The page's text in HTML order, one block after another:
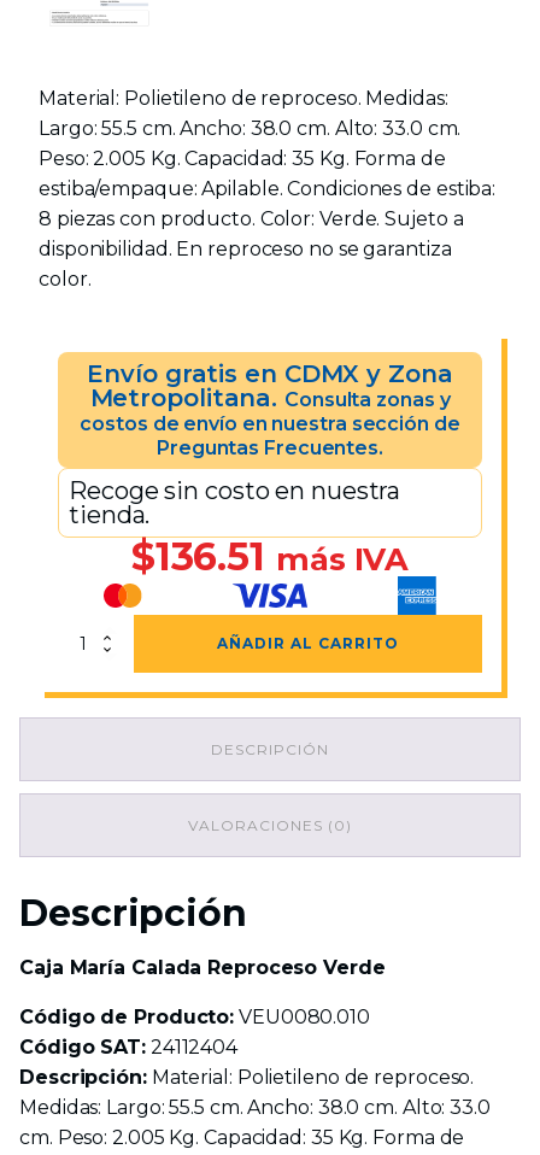
Material: Polietileno de reproceso. Medidas:
Largo: 55.5 cm. Ancho: 38.0 cm. Alto: 33.0 cm.
Peso: 2.005 Kg. Capacidad: 35 Kg. Forma de
estiba/empaque: Apilable. Condiciones de estiba:
8 piezas con producto. Color: Verde. Sujeto a
disponibilidad. En reproceso no se garantiza
color.
Envío gratis en CDMX y Zona
Metropolitana. Consulta zonas y
costos de envío en nuestra sección de
Preguntas Frecuentes.
Recoge sin costo en nuestra
tienda.
$136.51 más IVA
Caja
Reproceso
AÑADIR AL CARRITO
DESCRIPCIÓN
VALORACIONES (0)
Descripción
Caja María Calada Reproceso Verde
Código de Producto: VEU0080.010
Código SAT:24112404
Descripción:Material: Polietileno de reproceso.
Medidas: Largo: 55.5 cm. Ancho: 38.0 cm. Alto: 33.0
cm. Peso: 2.005 Kg. Capacidad: 35 Kg. Forma de